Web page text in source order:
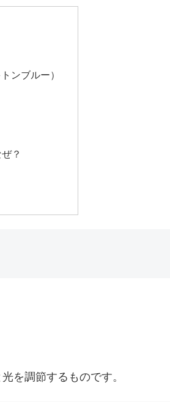
ンブルー）
？
を調節するものです。